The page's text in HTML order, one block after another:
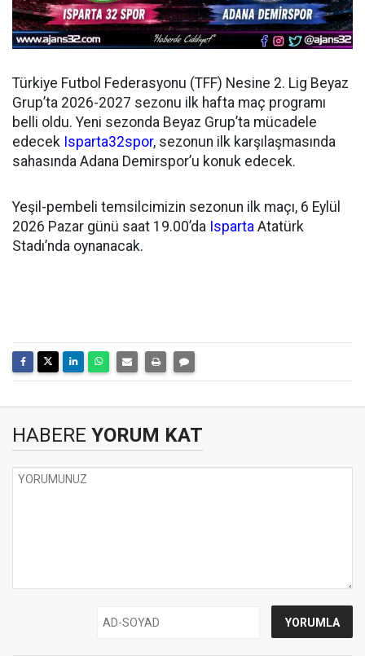
Türkiye Futbol Federasyonu (TFF) Nesine 2. Lig Beyaz
Grup’ta 2026-2027 sezonu ilk hafta maç programı
belli oldu. Yeni sezonda Beyaz Grup’ta mücadele
edecek Isparta32spor, sezonun ilk karşılaşmasında
sahasında Adana Demirspor’u konuk edecek.
Yeşil-pembeli temsilcimizin sezonun ilk maçı, 6 Eylül
2026 Pazar günü saat 19.00’da Isparta Atatürk
Stadı’nda oynanacak.
HABERE YORUM KAT